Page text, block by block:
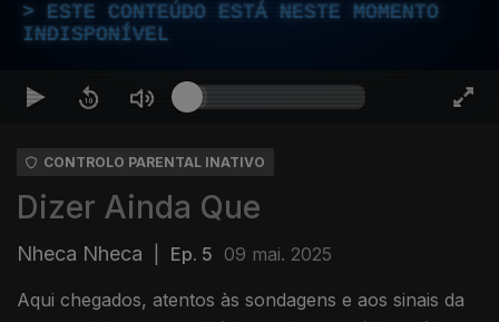
ESTE CONTEÚDO ESTÁ NESTE MOMENTO
INDISPONÍVEL
CONTROLO PARENTAL INATIVO
Dizer Ainda Que
Nheca Nheca Ep. 5 09 mai. 2025
Aqui chegados, atentos às sondagens e aos sinais da